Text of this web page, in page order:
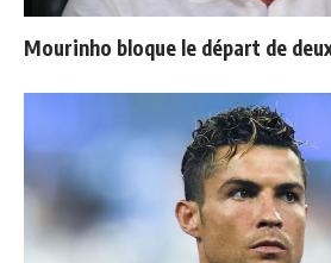
Mourinho bloque le départ de